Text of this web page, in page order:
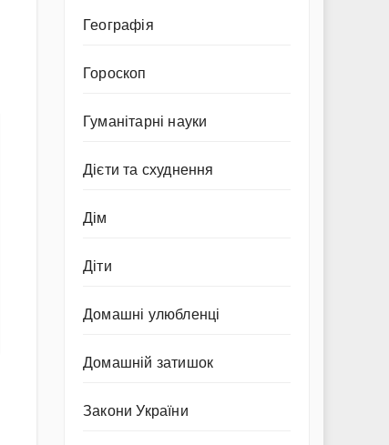
Географія
Гороскоп
Гуманітарні науки
Дієти та схуднення
Дім
Діти
Домашні улюбленці
Домашній затишок
Закони України